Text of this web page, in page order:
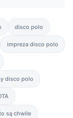
disco polo
impreza disco polo
disco polo
są chwile